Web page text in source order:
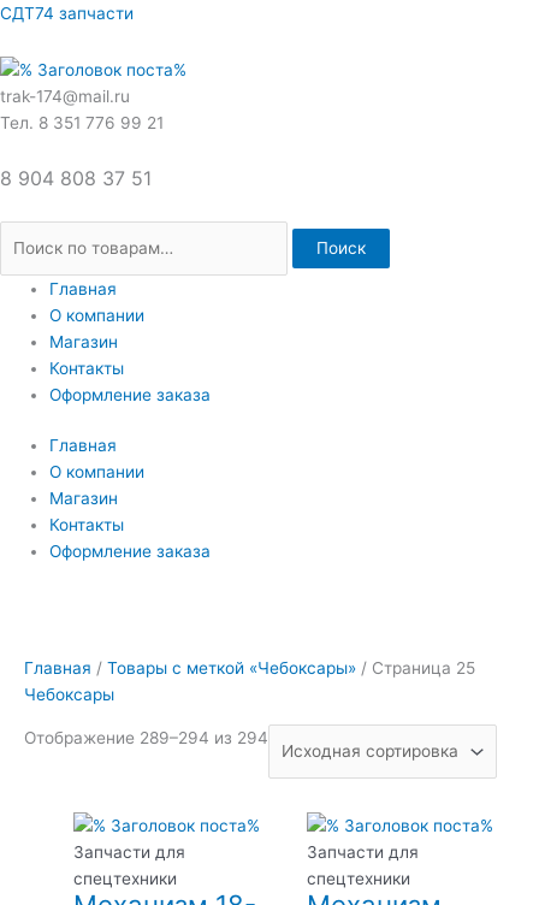
Перейти
содержимому
СДТ74 запчасти
trak-174@mail.ru
Тел. 8 351 776 99 21
8 904 808 37 51
Искать:
Поиск
Главная
О компании
Магазин
Контакты
Оформление заказа
Главная
О компании
Магазин
Контакты
Оформление заказа
Главная / Товары с меткой «Чебоксары» / Страница 25
Чебоксары
Отображение 289–294 из 294
Запчасти для
спецтехники
Запчасти для
спецтехники